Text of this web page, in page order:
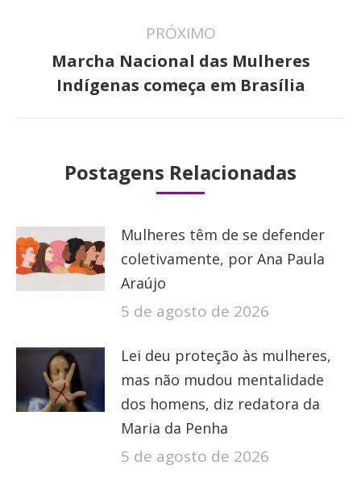
PRÓXIMO
Próximo
post:
Marcha Nacional das Mulheres
Indígenas começa em Brasília
Postagens Relacionadas
Mulheres têm de se defender
coletivamente, por Ana Paula
Araújo
5 de agosto de 2026
Lei deu proteção às mulheres,
mas não mudou mentalidade
dos homens, diz redatora da
Maria da Penha
5 de agosto de 2026